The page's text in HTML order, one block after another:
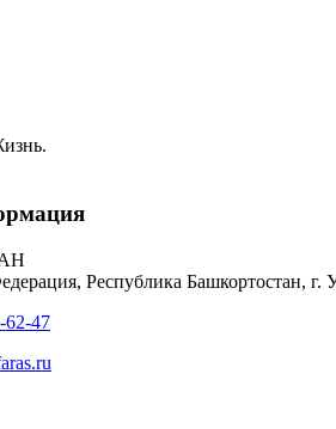
Республика Башкортостан, г.
62-47